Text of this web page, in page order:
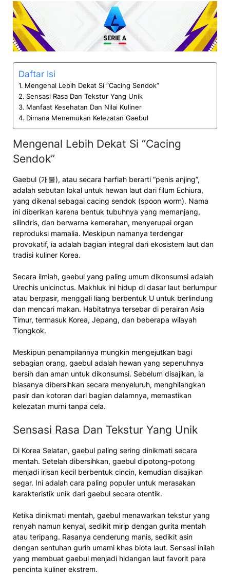
Daftar Isi
Mengenal Lebih Dekat Si “Cacing Sendok”
Sensasi Rasa Dan Tekstur Yang Unik
Manfaat Kesehatan Dan Nilai Kuliner
Dimana Menemukan Kelezatan Gaebul
Mengenal Lebih Dekat Si “Cacing
Sendok”
Gaebul (개불), atau secara harfiah berarti “penis anjing”,
adalah sebutan lokal untuk hewan laut dari filum Echiura,
yang dikenal sebagai cacing sendok (spoon worm). Nama
ini diberikan karena bentuk tubuhnya yang memanjang,
silindris, dan berwarna kemerahan, menyerupai organ
reproduksi mamalia. Meskipun namanya terdengar
provokatif, ia adalah bagian integral dari ekosistem laut dan
tradisi kuliner Korea.
Secara ilmiah, gaebul yang paling umum dikonsumsi adalah
Urechis unicinctus. Makhluk ini hidup di dasar laut berlumpur
atau berpasir, menggali liang berbentuk U untuk berlindung
dan mencari makan. Habitatnya tersebar di perairan Asia
Timur, termasuk Korea, Jepang, dan beberapa wilayah
Tiongkok.
Meskipun penampilannya mungkin mengejutkan bagi
sebagian orang, gaebul adalah hewan yang sepenuhnya
bersih dan aman untuk dikonsumsi. Sebelum disajikan, ia
biasanya dibersihkan secara menyeluruh, menghilangkan
pasir dan kotoran dari bagian dalamnya, memastikan
kelezatan murni tanpa cela.
Sensasi Rasa Dan Tekstur Yang Unik
Di Korea Selatan, gaebul paling sering dinikmati secara
mentah. Setelah dibersihkan, gaebul dipotong-potong
menjadi irisan kecil berbentuk cincin, kemudian disajikan
segar. Ini adalah cara paling populer untuk merasakan
karakteristik unik dari gaebul secara otentik.
Ketika dinikmati mentah, gaebul menawarkan tekstur yang
renyah namun kenyal, sedikit mirip dengan gurita mentah
atau teripang. Rasanya cenderung manis, sedikit asin
dengan sentuhan gurih umami khas biota laut. Sensasi inilah
yang membuat gaebul menjadi hidangan laut favorit para
pencinta kuliner ekstrem.